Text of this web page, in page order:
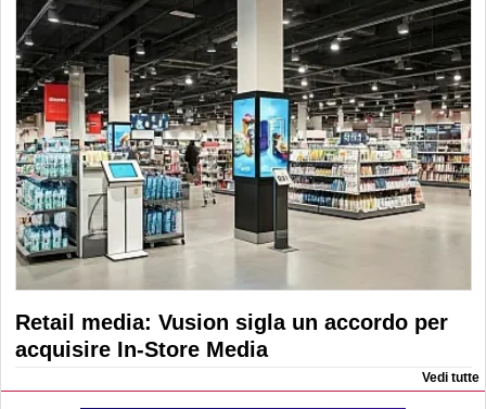
Retail media: Vusion sigla un accordo per
acquisire In-Store Media
Vedi tutte